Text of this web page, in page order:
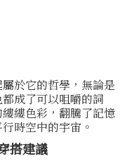
於它的哲學，無論是
成了可以咀嚼的詞
縷色彩，翻騰了記憶
時空中的宇宙。
搭建議